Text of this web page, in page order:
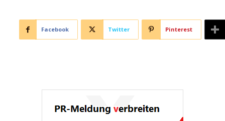
Facebook Twitter Pinterest